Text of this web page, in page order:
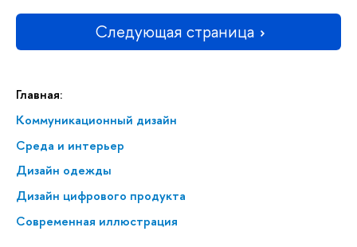
Главная:
Коммуникационный дизайн
Среда и интерьер
Дизайн одежды
Дизайн цифрового продукта
Современная иллюстрация
Следующая страница